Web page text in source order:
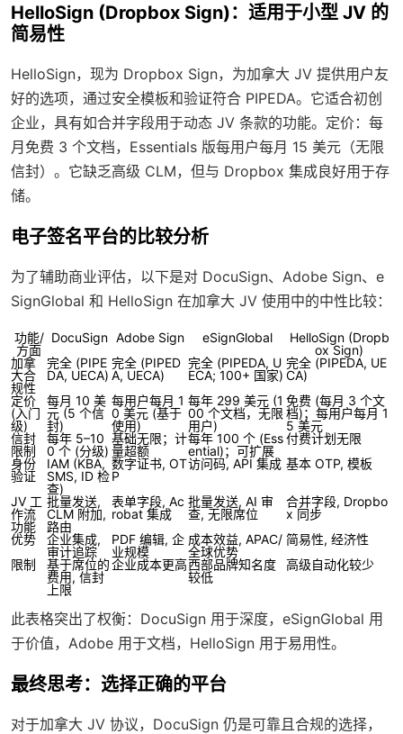
HelloSign (Dropbox Sign)：适用于小型 JV 的
简易性
HelloSign，现为 Dropbox Sign，为加拿大 JV 提供用户友
好的选项，通过安全模板和验证符合 PIPEDA。它适合初创
企业，具有如合并字段用于动态 JV 条款的功能。定价：每
月免费 3 个文档，Essentials 版每用户每月 15 美元（无限
信封）。它缺乏高级 CLM，但与 Dropbox 集成良好用于存
储。
电子签名平台的比较分析
为了辅助商业评估，以下是对 DocuSign、Adobe Sign、e
SignGlobal 和 HelloSign 在加拿大 JV 使用中的中性比较：
功能/
方面
DocuSign Adobe Sign eSignGlobal
HelloSign (Dropb
ox Sign)
加拿
大合
规性
完全 (PIPE
DA, UECA)
完全 (PIPED
A, UECA)
完全 (PIPEDA, U
ECA; 100+ 国家)
完全 (PIPEDA, UE
CA)
定价
(入门
级)
每月 10 美
元 (5 个信
封)
每用户每月 1
0 美元 (基于
使用)
每年 299 美元 (1
00 个文档，无限
用户)
免费 (每月 3 个文
档)；每用户每月 1
5 美元
信封
限制
每年 5–10
0 个 (分级)
基础无限；计
量超额
每年 100 个 (Ess
ential)；可扩展
付费计划无限
身份
验证
IAM (KBA,
SMS, ID 检
查)
数字证书, OT
P
访问码, API 集成 基本 OTP, 模板
JV 工
作流
功能
批量发送,
CLM 附加,
路由
表单字段, Ac
robat 集成
批量发送, AI 审
查, 无限席位
合并字段, Dropbo
x 同步
优势
企业集成,
审计追踪
PDF 编辑, 企
业规模
成本效益, APAC/
全球优势
简易性, 经济性
限制
基于席位的
费用, 信封
上限
企业成本更高西部品牌知名度
较低
高级自动化较少
此表格突出了权衡：DocuSign 用于深度，eSignGlobal 用
于价值，Adobe 用于文档，HelloSign 用于易用性。
最终思考：选择正确的平台
对于加拿大 JV 协议，DocuSign 仍是可靠且合规的选择，